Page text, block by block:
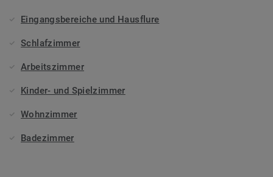
Eingangsbereiche und Hausflure
Schlafzimmer
Arbeitszimmer
Kinder- und Spielzimmer
Wohnzimmer
Badezimmer